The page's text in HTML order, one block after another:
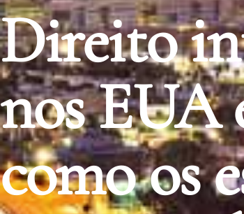
Direito
nos EUA
como os